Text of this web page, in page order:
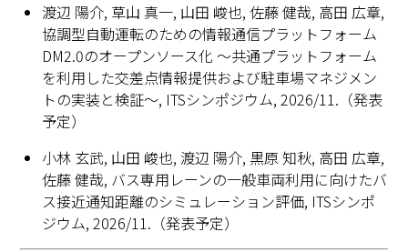
渡辺 陽介, 草山 真一, 山田 峻也, 佐藤 健哉, 高田 広章,
協調型自動運転のための情報通信プラットフォーム
DM2.0のオープンソース化 ～共通プラットフォーム
を利用した交差点情報提供および駐車場マネジメン
トの実装と検証～, ITSシンポジウム, 2026/11.（発表
予定）
小林 玄武, 山田 峻也, 渡辺 陽介, 黒原 知秋, 高田 広章,
佐藤 健哉, バス専用レーンの一般車両利用に向けたバ
ス接近通知距離のシミュレーション評価, ITSシンポ
ジウム, 2026/11.（発表予定）